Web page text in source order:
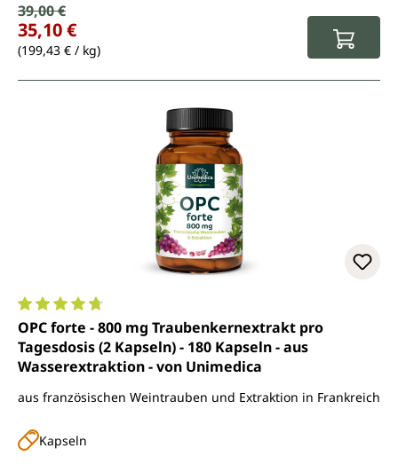
Verkaufspreis:
Regulärer Preis:
39,00 €
35,10 €
(199,43 € / kg)
Durchschnittliche Bewertung von 4.8 von 5 Sternen
OPC forte - 800 mg Traubenkernextrakt pro
Tagesdosis (2 Kapseln) - 180 Kapseln - aus
Wasserextraktion - von Unimedica
aus französischen Weintrauben und Extraktion in Frankreich
Kapseln